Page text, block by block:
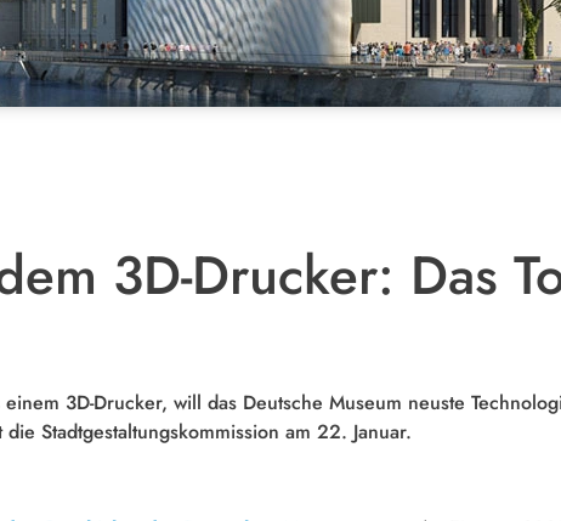
3D-Drucker: Das
3D-Drucker, will das Deutsche Museum neuste
Stadtgestaltungskommission am 22. Januar.